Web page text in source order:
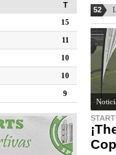
T
15
11
10
10
9
52